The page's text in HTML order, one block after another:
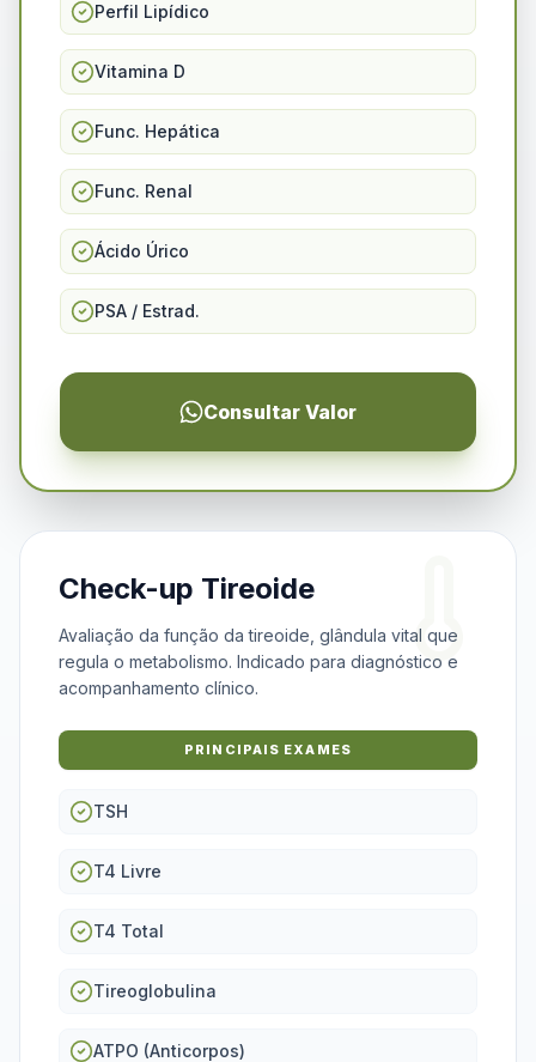
Perfil Lipídico
Vitamina D
Func. Hepática
Func. Renal
Ácido Úrico
PSA / Estrad.
Consultar Valor
Check-up Tireoide
Avaliação da função da tireoide, glândula vital que
regula o metabolismo. Indicado para diagnóstico e
acompanhamento clínico.
PRINCIPAIS EXAMES
TSH
T4 Livre
T4 Total
Tireoglobulina
ATPO (Anticorpos)